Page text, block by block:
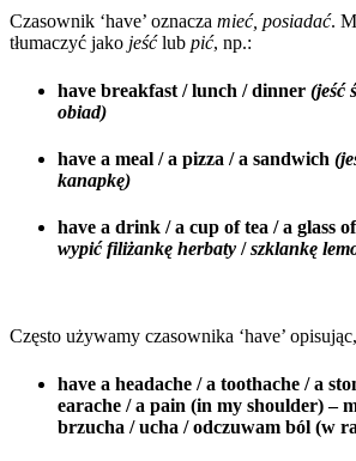
Czasownik ‘have’ oznacza mieć, posiadać.
tłumaczyć jako jeśćlub pić, np.:
have breakfast / lunch / dinner (jeść
obiad)
have a meal / a pizza / a sandwich
kanapkę)
have a drink / a cup of tea / a glass
wypić filiżankę herbaty /szklankę
Często używamy czasownika ‘have’
have a headache / a toothache / a
earache / a pain (in my shoulder) –
brzucha / ucha / odczuwam ból (w